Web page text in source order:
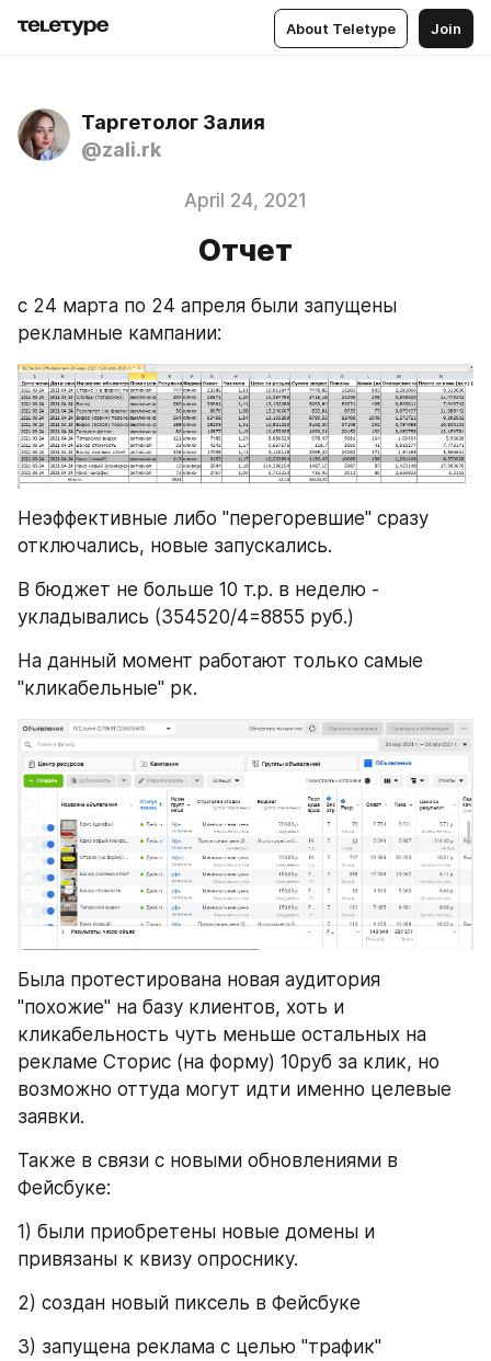
About Teletype Join
Таргетолог Залия
@zali.rk
April 24, 2021
Отчет
с 24 марта по 24 апреля были запущены
рекламные кампании:
Неэффективные либо "перегоревшие" сразу
отключались, новые запускались.
В бюджет не больше 10 т.р. в неделю -
укладывались (354520/4=8855 руб.)
На данный момент работают только самые
"кликабельные" рк.
Была протестирована новая аудитория
"похожие" на базу клиентов, хоть и
кликабельность чуть меньше остальных на
рекламе Сторис (на форму) 10руб за клик, но
возможно оттуда могут идти именно целевые
заявки.
Также в связи с новыми обновлениями в
Фейсбуке:
1) были приобретены новые домены и
привязаны к квизу опроснику.
2) создан новый пиксель в Фейсбуке
3) запущена реклама с целью "трафик"